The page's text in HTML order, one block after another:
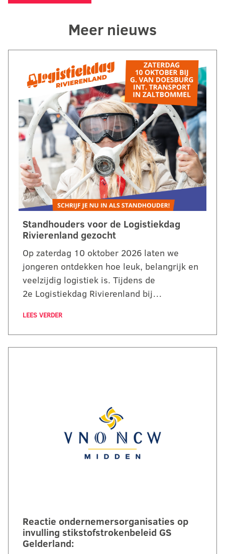
Meer nieuws
Standhouders voor de Logistiekdag
Rivierenland gezocht
Op zaterdag 10 oktober 2026 laten we
jongeren ontdekken hoe leuk, belangrijk en
veelzijdig logistiek is. Tijdens de
2e Logistiekdag Rivierenland bij…
LEES VERDER
Reactie ondernemersorganisaties op
invulling stikstofstrokenbeleid GS
Gelderland: